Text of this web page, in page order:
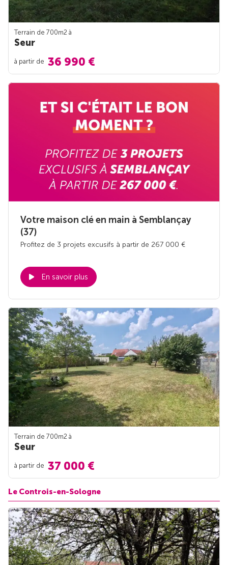
Terrain de 700m2 à
Seur
à partir de 36 990 €
Votre maison clé en main à Semblançay
(37)
Profitez de 3 projets excusifs à partir de 267 000 €
En savoir plus
Terrain de 700m2 à
Seur
à partir de 37 000 €
Le Controis-en-Sologne